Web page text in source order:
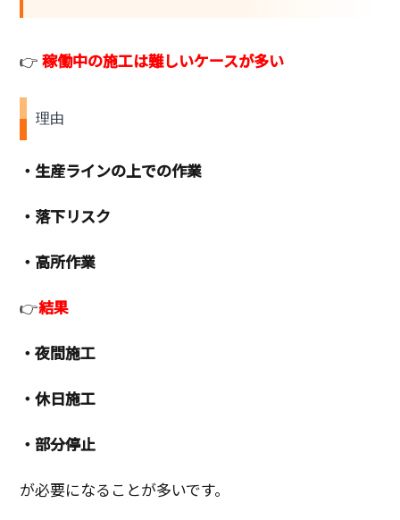
👉 稼働中の施工は難しいケースが多い
理由
・生産ラインの上での作業
・落下リスク
・高所作業
👉結果
・夜間施工
・休日施工
・部分停止
が必要になることが多いです。